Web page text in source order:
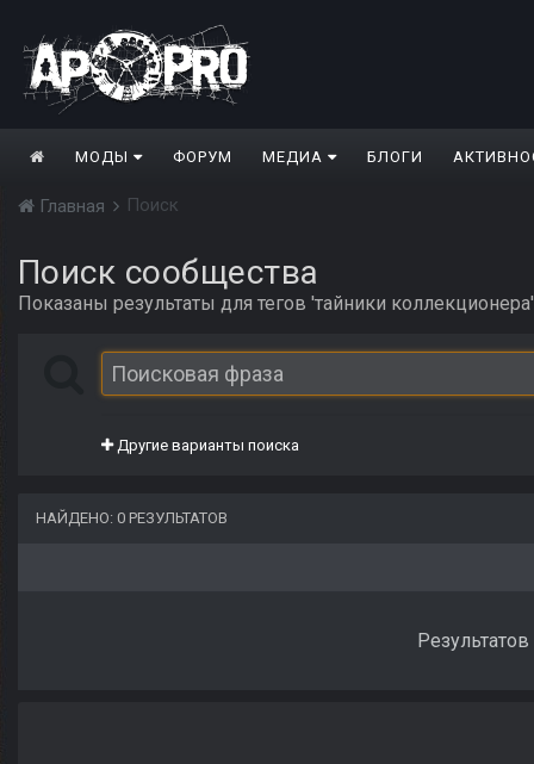
МОДЫ ФОРУМ МЕДИА БЛОГИ
Главная Поиск
Поиск сообщества
Показаны результаты для тегов 'тайники
Другие варианты поиска
НАЙДЕНО: 0 РЕЗУЛЬТАТОВ